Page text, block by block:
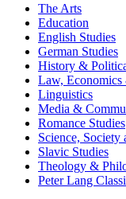
The Arts
Education
English Studies
German Studies
History &
Law, Economics
Linguistics
Media &
Romance Studies
Science, Society
Slavic Studies
Theology &
Peter Lang